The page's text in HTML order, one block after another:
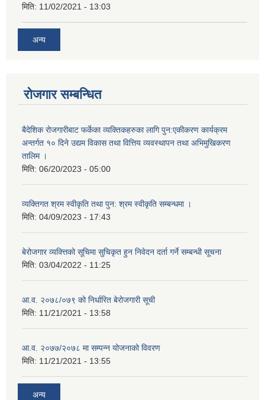
मिति: 11/02/2021 - 13:03
अन्य
रोजगार सम्बन्धित
बैदेशिक रोजगारीबाट फर्केका व्यक्तिकहरुका लागि पुन:एकीकरण कार्यक्रम
अन्तर्गत १० दिने उद्यम विकास तथा वित्तिय व्यवस्थापन तथा अभिमुखिकरण
तालिम ।
मिति: 06/20/2023 - 05:00
व्यक्तिगत श्रम स्वीकृति तथा पुन: श्रम स्वीकृति सम्बन्धमा ।
मिति: 04/09/2023 - 17:43
बेरोजगार व्यक्त्तिको सूचिमा सुचिकृत हुन निवेदन दर्ता गर्ने सम्बन्धी सूचना
मिति: 03/04/2022 - 11:25
आ.व. २०७८/०७९ को निर्धारित बेरोजगारी सूची
मिति: 11/21/2021 - 13:58
आ.व. २०७७/२०७८ मा सम्पन्न योजनाको विवरण
मिति: 11/21/2021 - 13:55
अन्य